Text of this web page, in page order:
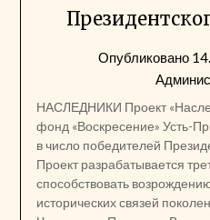
Опубликовано
НАСЛЕДНИКИ Проект
фонд «Воскресение» Усть-
в число победителей
Проект разрабатывается
способствовать
исторических связей